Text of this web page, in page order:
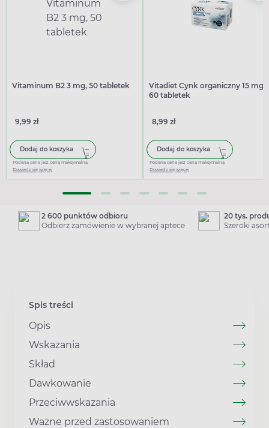
Vitaminum B2 3 mg, 50 tabletek
9,99 zł
Dodaj do koszyka
Podana cena jest ceną maksymalną
Dowiedz się więcej
Vitadiet Cynk organiczny 15 mg,
60 tabletek
8,99 zł
Dodaj do koszyka
Podana cena jest ceną maksymalną
Dowiedz się więcej
2 600 punktów odbioru
Odbierz zamówienie w wybranej aptece
20 tys.
Szeroki
Spis treści
Opis
Wskazania
Skład
Dawkowanie
Przeciwwskazania
Ważne przed zastosowaniem